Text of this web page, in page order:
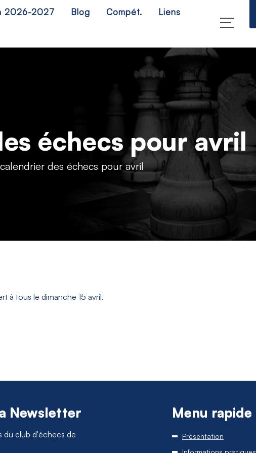
2026-2027 Blog Compét.
Liens
échecs pour avril
calendrier des échecs pour avril
à tous le dimanche 15 avril.
Newsletter
du club d'échecs de
Menu rapide
Présentation